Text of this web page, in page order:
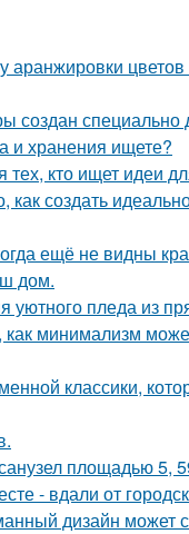
аранжировки
создан
и хранения ищете?
кто ищет идеи
как создать
ещё не видны
дом.
уютного пледа из
как минимализм
классики,
площадью 5,
- вдали от
дизайн